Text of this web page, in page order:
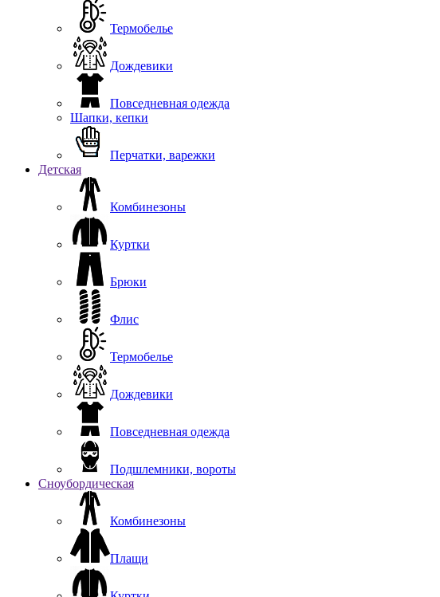
Термобелье
Дождевики
Повседневная одежда
Шапки, кепки
Перчатки, варежки
Детская
Комбинезоны
Куртки
Брюки
Флис
Термобелье
Дождевики
Повседневная одежда
Подшлемники, вороты
Сноубордическая
Комбинезоны
Плащи